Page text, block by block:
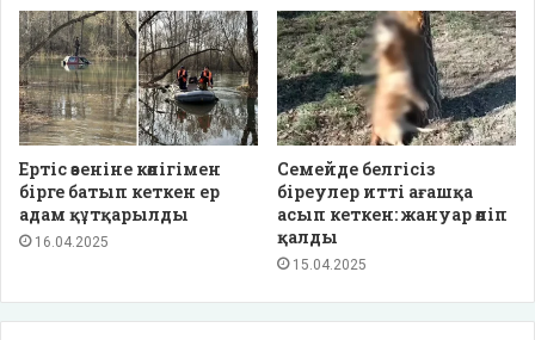
Ертіс өзеніне көлігімен
бірге батып кеткен ер
адам құтқарылды
16.04.2025
Семейде белгісіз
біреулер итті ағашқа
асып кеткен: жануар өліп
қалды
15.04.2025